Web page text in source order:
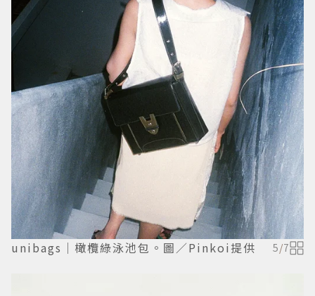
unibags｜橄欖綠泳池包。圖／Pinkoi提供 5/7